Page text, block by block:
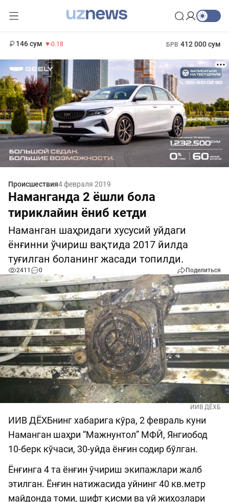
146 сум -0.18 БРВ 412 000 сум
Происшествия4 февраля 2019
Наманганда 2 ёшли бола
тириклайин ёниб кетди
Наманган шаҳридаги хусусий уйдаги
ёнғинни ўчириш вақтида 2017 йилда
туғилган боланинг жасади топилди.
2411 0 Поделиться
ИИВ ДЁХБ
ИИВ ДЁХБнинг хабарига кўра, 2 февраль куни
Наманган шаҳри “Мажнунтол” МФЙ, Янгиобод
10-берк кўчаси, 30-уйда ёнғин содир бўлган.
Ёнғинга 4 та ёнғин ўчириш экипажлари жалб
этилган. Ёнғин натижасида уйнинг 40 кв.метр
майдонда томи, шифт қисми ва уй жиҳозлари